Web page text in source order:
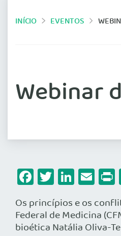
INÍCIO EVENTOS
Webinar
Facebook
Twitter
Os princípios e os
Federal de Medicina
bioética Natália Oliva-